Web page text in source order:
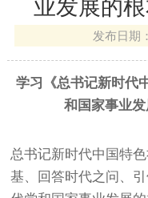
业发展的
发布日期：
学习《总书记新时代
和国家事业
总书记新时代中国特
基、回答时代之问、